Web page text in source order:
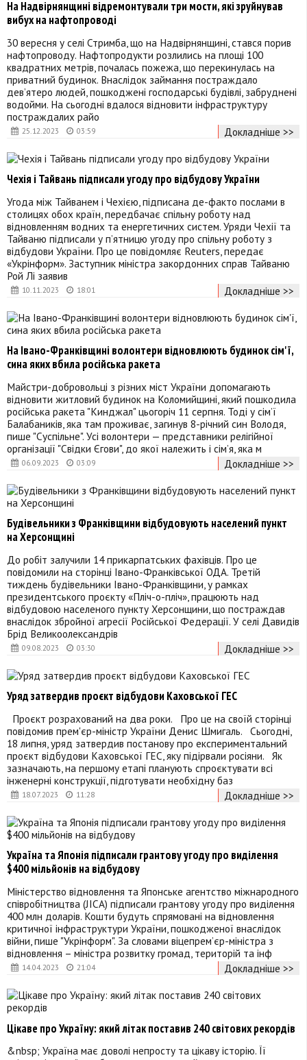
25.12.2023 03:59
На Надвірнянщині відремонтували три мости, які зруйнував
вибух на нафтопроводі
30 вересня у селі Стримба, що на Надвірнянщині, стався порив
нафтопроводу. Нафтопродукти розлились на площі 100
квадратних метрів, почалась пожежа, що перекинулась на
приватний будинок. Внаслідок займання постраждало
дев’ятеро людей, пошкоджені господарські будівлі, забруднені
водойми. На сьогодні вдалося відновити інфраструктуру
постраждалих райо
Докладніше >>
10.11.2023 18:01
Чехія і Тайвань підписали угоду про відбудову України
Угода між Тайванем і Чехією, підписана де-факто послами в
столицях обох країн, передбачає спільну роботу над
відновленням водних та енергетичних систем. Уряди Чехії та
Тайваню підписали у п’ятницю угоду про спільну роботу з
відбудови України. Про це повідомляє Reuters, передає
«Укрінформ». Заступник міністра закордонних справ Тайваню
Рой Лі заявив
Докладніше >>
06.09.2023 03:09
На Івано-Франківщині волонтери відновлюють будинок сім'ї,
сина яких вбила російська ракета
Майстри-добровольці з різних міст України допомагають
відновити житловий будинок на Коломийщині, який пошкодила
російська ракета "Кинджал" цьогоріч 11 серпня. Тоді у сім’ї
Балабаників, яка там проживає, загинув 8-річний син Володя,
пише "Суспільне". Усі волонтери — представники релігійної
організації "Свідки Єгови", до якої належить і сім’я, яка м
Докладніше >>
09.08.2023 03:30
Будівельники з Франківщини відбудовують населений пункт
на Херсонщині
До робіт залучили 14 прикарпатських фахівців. Про це
повідомили на сторінці Івано-Франківської ОДА. Третій
тиждень будівельники Івано-Франківщини, у рамках
президентського проєкту «Пліч-о-пліч», працюють над
відбудовою населеного пункту Херсонщини, що постраждав
внаслідок збройної агресії Російської Федерації. У селі Давидів
Брід Великоолександрів
Докладніше >>
18.07.2023 11:28
Уряд затвердив проєкт відбудови Каховської ГЕС
Проєкт розрахований на два роки. Про це на своїй сторінці
повідомив прем'єр-міністр України Денис Шмигаль. Сьогодні,
18 липня, уряд затвердив постанову про експериментальний
проєкт відбудови Каховської ГЕС, яку підірвали росіяни. Як
зазначають, на першому етапі планують спроєктувати всі
інженерні конструкції, підготувати необхідну баз
Докладніше >>
14.04.2023 21:04
Україна та Японія підписали грантову угоду про виділення
$400 мільйонів на відбудову
Міністерство відновлення та Японське агентство міжнародного
співробітництва (JICA) підписали грантову угоду про виділення
400 млн доларів. Кошти будуть спрямовані на відновлення
критичної інфраструктури України, пошкодженої внаслідок
війни, пише "Укрінформ". За словами віцепрем’єр-міністра з
відновлення – міністра розвитку громад, територій та інф
Докладніше >>
Цікаве про Україну: який літак поставив 240 світових рекордів
&nbsp; Україна має доволі непросту та цікаву історію. Її